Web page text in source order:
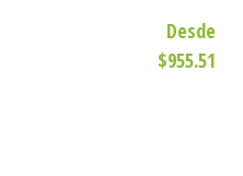
Desde
$955.51